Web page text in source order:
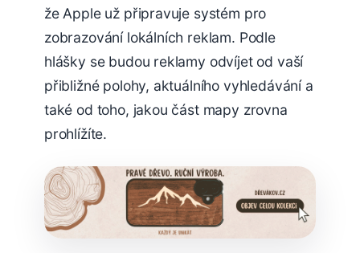
že Apple už připravuje systém pro
zobrazování lokálních reklam. Podle
hlášky se budou reklamy odvíjet od vaší
přibližné polohy, aktuálního vyhledávání a
také od toho, jakou část mapy zrovna
prohlížíte.